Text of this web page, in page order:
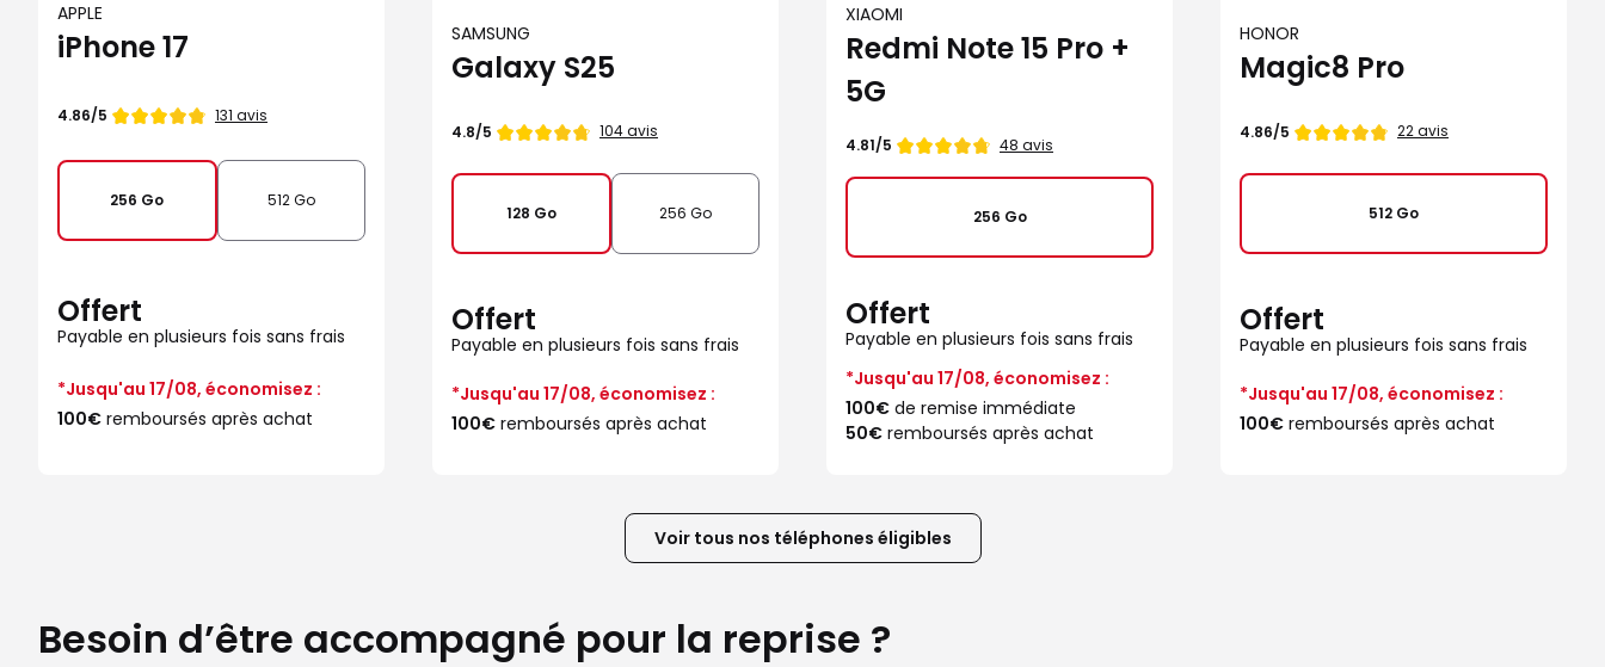
APPLE
iPhone 17
Note
4.86/5 131 avis
256 Go 512 Go
Offert
Payable en plusieurs fois sans frais
*Jusqu'au 17/08, économisez :
100€ remboursés après achat
SAMSUNG
Galaxy S25
Note
4.8/5 104 avis
128 Go 256 Go
Offert
Payable en plusieurs fois sans frais
*Jusqu'au 17/08, économisez :
100€ remboursés après achat
XIAOMI
Redmi Note 15 Pro +
5G
Note
4.81/5 48 avis
256 Go
Offert
Payable en plusieurs fois sans frais
*Jusqu'au 17/08, économisez :
100€ de remise immédiate
50€ remboursés après achat
HONOR
Magic8 Pro
Note
4.86/5 22 avis
512 Go
Offert
Payable en plusieurs fois sans frais
*Jusqu'au 17/08, économisez :
100€ remboursés après achat
Voir tous nos téléphones éligibles
Besoin d’être accompagné pour la reprise ?